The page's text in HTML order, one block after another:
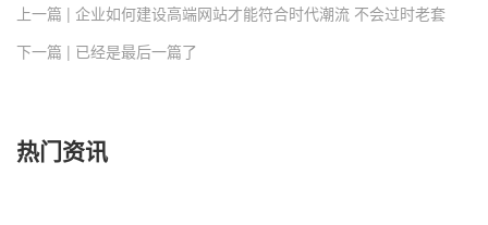
上一篇 | 企业如何建设高端网站才能符合时代潮流 不会过时老套
下一篇 | 已经是最后一篇了
热门资讯